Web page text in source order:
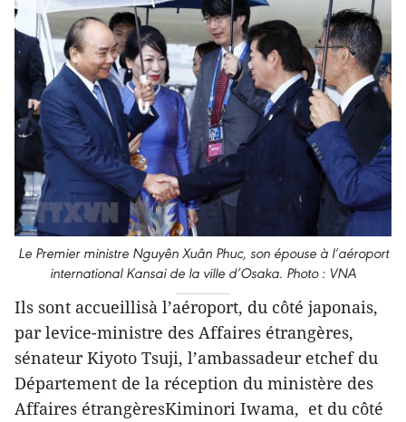
Le Premier ministre Nguyên Xuân Phuc, son épouse à l’aéroport
international Kansai de la ville d’Osaka. Photo : VNA
Ils sont accueillisà l’aéroport, du côté japonais,
par levice-ministre des Affaires étrangères,
sénateur Kiyoto Tsuji, l’ambassadeur etchef du
Département de la réception du ministère des
Affaires étrangèresKiminori Iwama, et du côté